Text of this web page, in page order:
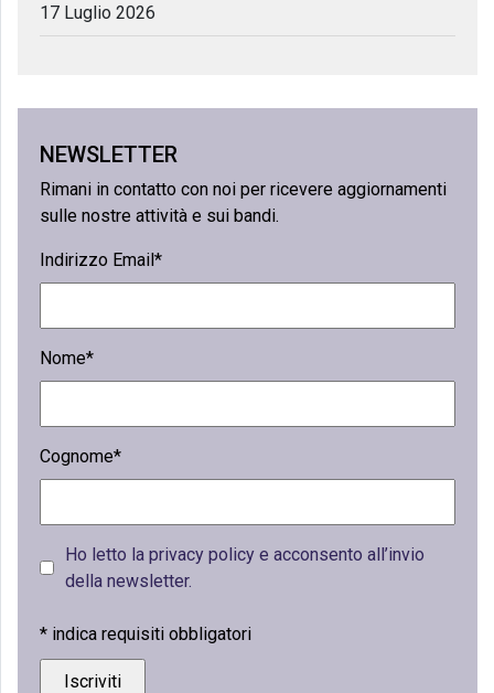
17 Luglio 2026
NEWSLETTER
Rimani in contatto con noi per ricevere aggiornamenti
sulle nostre attività e sui bandi.
Indirizzo Email*
Nome*
Cognome*
Ho letto la privacy policy e acconsento all’invio
della newsletter.
* indica requisiti obbligatori